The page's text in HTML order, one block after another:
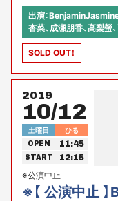
出演：
杏菜、成瀬朋香、高梨螢
SOLD OUT！
2019
10/12
土曜日 ひる
OPEN 11:45
START 12:15
※公演中止
※【 公演中止